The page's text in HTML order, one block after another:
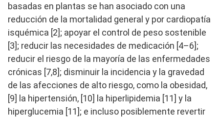
basadas en plantas se han asociado con una
reducción de la mortalidad general y por cardiopatía
isquémica [2]; apoyar el control de peso sostenible
[3]; reducir las necesidades de medicación [4–6];
reducir el riesgo de la mayoría de las enfermedades
crónicas [7,8]; disminuir la incidencia y la gravedad
de las afecciones de alto riesgo, como la obesidad,
[9] la hipertensión, [10] la hiperlipidemia [11] y la
hiperglucemia [11]; e incluso posiblemente revertir